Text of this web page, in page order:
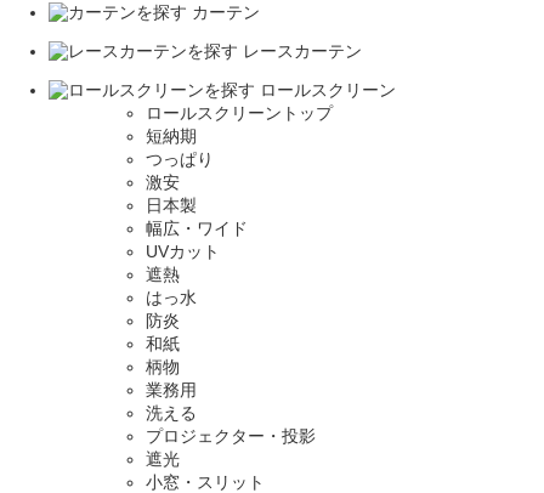
カーテン
レースカーテン
ロールスクリーン
ロールスクリーントップ
短納期
つっぱり
激安
日本製
幅広・ワイド
UVカット
遮熱
はっ水
防炎
和紙
柄物
業務用
洗える
プロジェクター・投影
遮光
小窓・スリット